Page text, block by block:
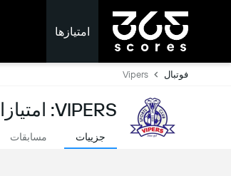
امتیازها
فوتبال Vipers
VIPERS: امتیازات لحظه ای
جزییات مسابقات